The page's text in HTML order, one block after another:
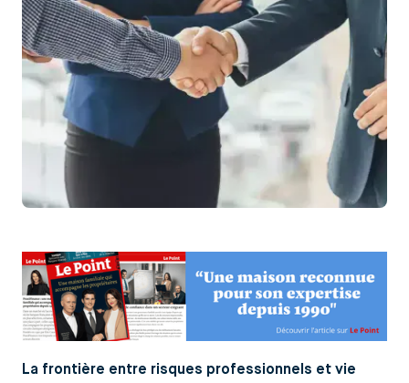
La frontière entre risques professionnels et vie